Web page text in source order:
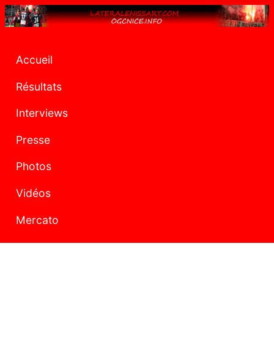
Accueil
Résultats
Interviews
Presse
Photos
Vidéos
Mercato